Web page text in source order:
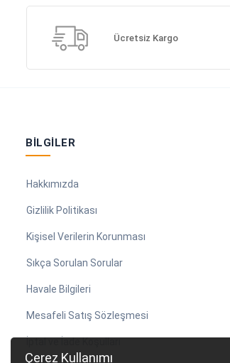
Ücretsiz Kargo
BILGILER
Hakkımızda
Gizlilik Politikası
Kişisel Verilerin Korunması
Sıkça Sorulan Sorular
Havale Bilgileri
Mesafeli Satış Sözleşmesi
Çerez Kullanımı